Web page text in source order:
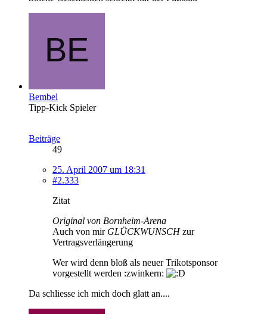
Bembel
Tipp-Kick Spieler
Beiträge
49
25. April 2007 um 18:31
#2.333
Zitat
Original von Bornheim-Arena
Auch von mir GLÜCKWUNSCHzur
Vertragsverlängerung
Wer wird denn bloß als neuer Trikotsponsor
vorgestellt werden :zwinkern:
Da schliesse ich mich doch glatt an....